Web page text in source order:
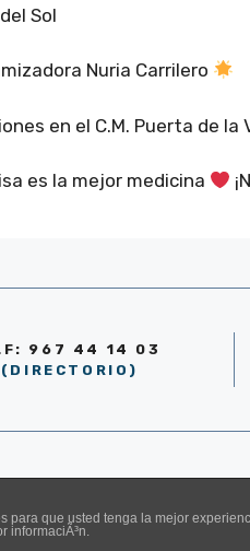
Sol
Nuria Carrilero
en el C.M. Puerta de la
es la mejor medicina
967 44 14 03
(DIRECTORIO)
DE LA RODA 2026
para que usted tenga la mejor
informaciÃ³n.